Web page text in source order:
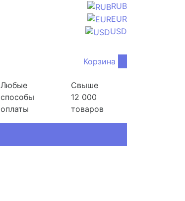
RUB
EUR
USD
Корзина
Любые
способы
оплаты
Свыше
12 000
товаров